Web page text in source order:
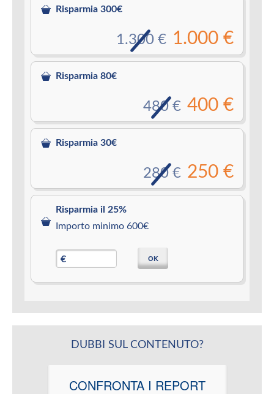
Risparmia 300€
1.000 €
1.300 €
Risparmia 80€
400 €
480 €
Risparmia 30€
250 €
280 €
Risparmia il 25%
Importo minimo 600€
€ OK
DUBBI SUL CONTENUTO?
CONFRONTA I REPORT